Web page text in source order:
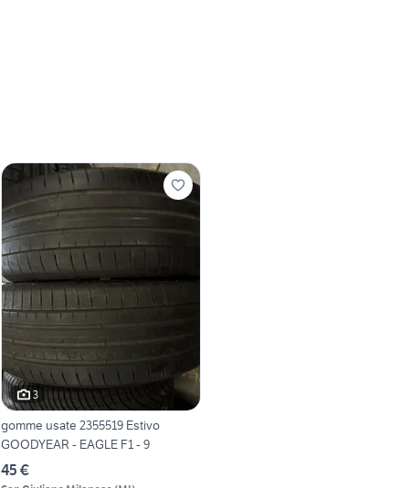
3
gomme usate 2355519 Estivo
GOODYEAR - EAGLE F1 - 9
45 €